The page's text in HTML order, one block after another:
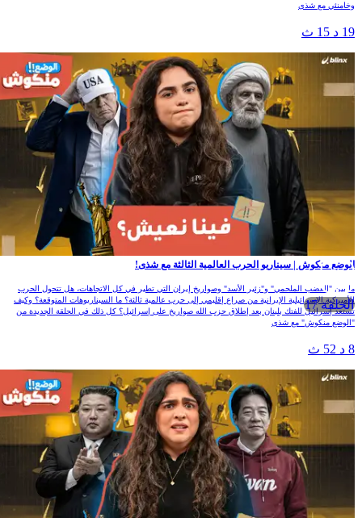
وخامنئي مع شذى
19 د 15 ث
الحلقة 17
الوضع منكوش | سيناريو الحرب العالمية الثالثة مع شذى!
ما بين "الغضب الملحمي" و"زئير الأسد" وصواريخ إيران التي تطير في كل الاتجاهات، هل تتحول الحرب
الأميركية الإسرائيلية الإيرانية من صراع إقليمي إلى حرب عالمية ثالثة؟ ما السيناريوهات المتوقعة؟ وكيف
تستعد إسرائيل للفتك بلبنان بعد إطلاق حزب الله صواريخ على إسرائيل؟ كل ذلك في الحلقة الجديدة من
"الوضع منكوش" مع شذى